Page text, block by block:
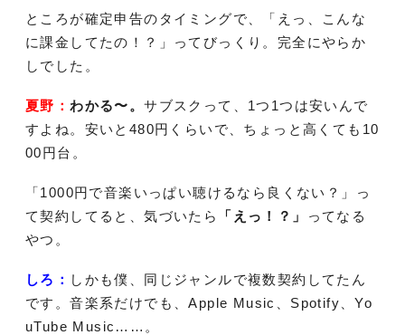
ところが確定申告のタイミングで、「えっ、こんな
に課金してたの！？」ってびっくり。完全にやらか
しでした。
夏野：わかる〜。サブスクって、1つ1つは安いんで
すよね。安いと480円くらいで、ちょっと高くても10
00円台。
「1000円で音楽いっぱい聴けるなら良くない？」っ
て契約してると、気づいたら
「えっ！？」
ってなる
やつ。
しろ： しかも僕、同じジャンルで複数契約してたん
です。音楽系だけでも、Apple Music、Spotify、Yo
uTube Music……。